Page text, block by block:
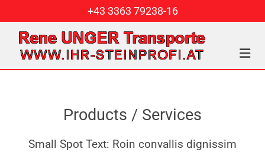
+43 3363 79238-16
Products / Services
Small Spot Text: Roin convallis dignissim